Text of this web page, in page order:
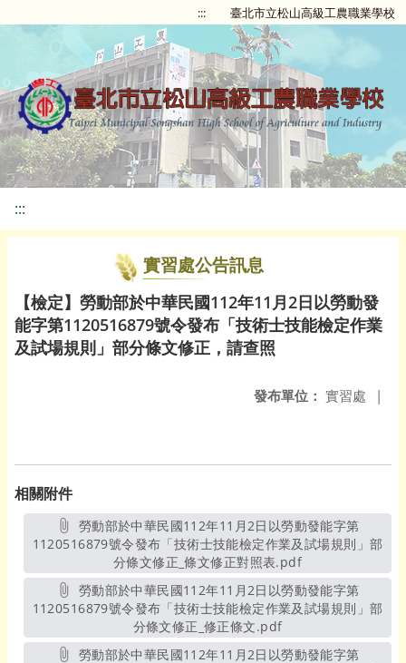
::: 臺北市立松山高級工農職業學校
:::
實習處公告訊息
【檢定】勞動部於中華民國112年11月2日以勞動發
能字第1120516879號令發布「技術士技能檢定作業
及試場規則」部分條文修正，請查照
發布單位： 實習處 |
相關附件
1120516879號令發布「技術士技能檢定作業及試場規則」部
分條文修正_條文修正對照表.pdf另開新視窗
1120516879號令發布「技術士技能檢定作業及試場規則」部
分條文修正_修正條文.pdf另開新視窗